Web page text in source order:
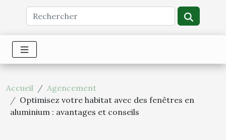
Accueil
Agencement
Optimisez votre habitat avec des fenêtres en
aluminium : avantages et conseils